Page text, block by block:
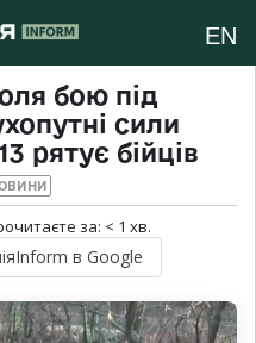
EN
бою під
сили
рятує бійців
за: < 1 хв.
в Google